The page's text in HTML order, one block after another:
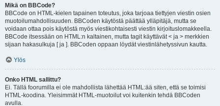
Mikä on BBCode?
BBCode on HTML-kielen tapainen toteutus, joka tarjoaa tiettyjen viestin osien
muotoilumahdollisuuden. BBCoden käytöstä päättää ylläpitäjä, mutta se
voidaan ottaa pois käytöstä myös viestikohtaisesti viestin kirjoituslomakkeella.
BBCode itsessään on HTML:n kaltainen, mutta tagit käyttävät < ja > merkkien
sijaan hakasulkuja [ ja ]. BBCoden oppaan löydät viestinlähetyssivun kautta.
Ylös
Onko HTML sallittu?
Ei. Tällä foorumilla ei ole mahdollista lähettää HTML:ää siten, että se toimisi
HTML-koodina. Yleisimmät HTML-muotoilut voi kuitenkin tehdä BBCoden
avulla.